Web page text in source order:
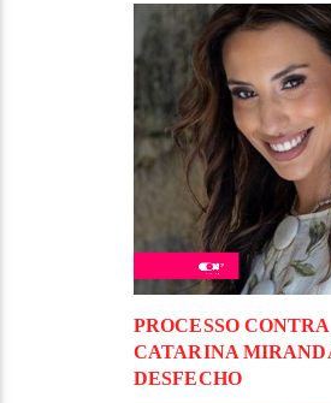
PROCESSO CONTRA
CATARINA
DESFECHO